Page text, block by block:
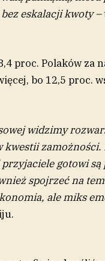
eskalacji kwoty –
proc. Polaków za
bo 12,5 proc.
widzimy
kwestii
gotowi
spojrzeć na
ale miks